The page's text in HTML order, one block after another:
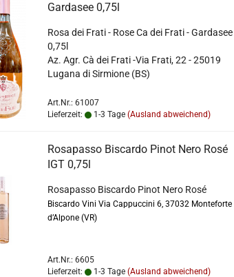
Gardasee 0,75l
Rosa dei Frati - Rose Ca dei Frati - Gardasee
0,75l
Az. Agr. Cà dei Frati -Via Frati, 22 - 25019
Lugana di Sirmione (BS)
Art.Nr.: 61007
Lieferzeit:
1-3 Tage (Ausland abweichend)
Rosapasso Biscardo Pinot Nero Rosé
IGT 0,75l
Rosapasso Biscardo Pinot Nero Rosé
Biscardo Vini Via Cappuccini 6, 37032 Monteforte
d’Alpone (VR)
Art.Nr.: 6605
Lieferzeit:
1-3 Tage (Ausland abweichend)